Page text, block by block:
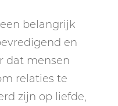
belangrijk
en
dat mensen
relaties te
zijn op liefde,